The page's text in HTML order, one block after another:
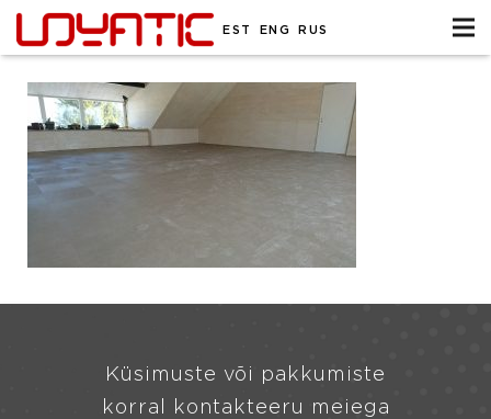
EST ENG RUS
Küsimuste või pakkumiste
korral kontakteeru meiega